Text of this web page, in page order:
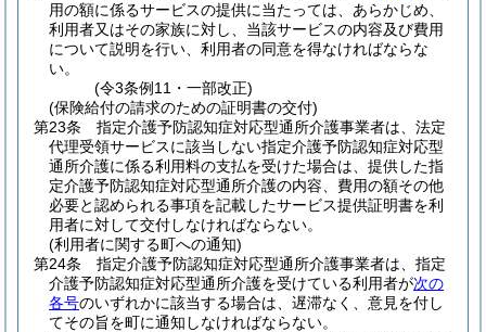
用の額に係るサービスの提供に当たっては、あらかじめ、
利用者又はその家族に対し、当該サービスの内容及び費用
について説明を行い、利用者の同意を得なければならな
い。
(令3条例11・一部改正)
(保険給付の請求のための証明書の交付)
第23条
指定介護予防認知症対応型通所介護事業者は、法定
代理受領サービスに該当しない指定介護予防認知症対応型
通所介護に係る利用料の支払を受けた場合は、提供した指
定介護予防認知症対応型通所介護の内容、費用の額その他
必要と認められる事項を記載したサービス提供証明書を利
用者に対して交付しなければならない。
(利用者に関する町への通知)
第24条
指定介護予防認知症対応型通所介護事業者は、指定
介護予防認知症対応型通所介護を受けている利用者が次の
各号のいずれかに該当する場合は、遅滞なく、意見を付し
てその旨を町に通知しなければならない。